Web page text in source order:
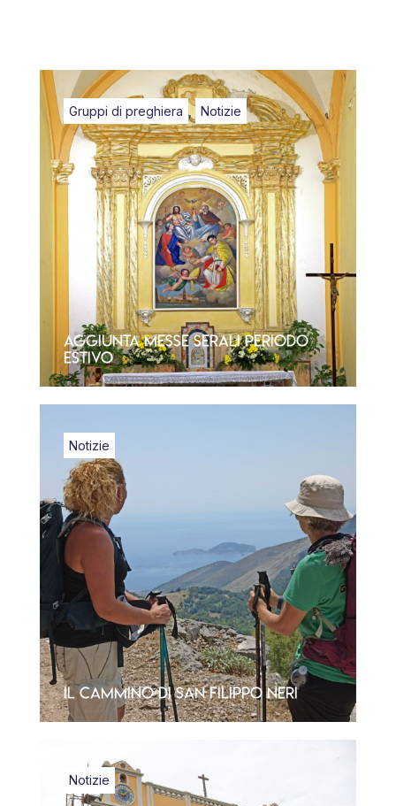
Aggiunta Messe Serali Periodo
Estivo
Gruppi di preghiera , Notizie
Il Cammino di San Filippo Neri
Notizie
Notizie